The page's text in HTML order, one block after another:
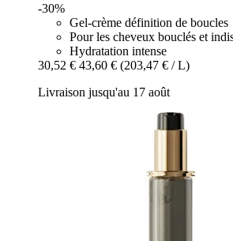
-30%
Gel-crème définition de boucles
Pour les cheveux bouclés et
Hydratation intense
30,52 € 43,60 € (203,47 € / L)
Livraison jusqu'au 17 août